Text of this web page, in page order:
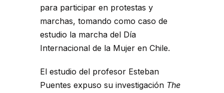
para participar en protestas y
marchas, tomando como caso de
estudio la marcha del Día
Internacional de la Mujer en Chile.
El estudio del profesor Esteban
Puentes expuso su investigación The